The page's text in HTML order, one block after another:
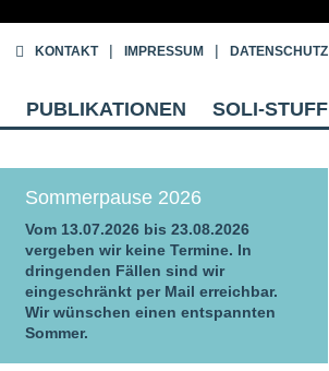
PUBLIKATIONEN SOLI-STUFF
KONTAKT IMPRESSUM DATENSCHUTZ
Sommerpause 2026
Vom 13.07.2026 bis 23.08.2026
vergeben wir keine Termine. In
dringenden Fällen sind wir
eingeschränkt per Mail erreichbar.
Wir wünschen einen entspannten
Sommer.